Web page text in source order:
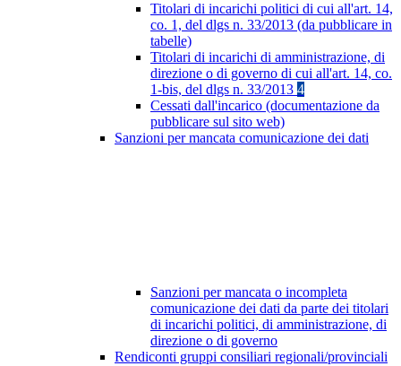
Titolari di incarichi politici di cui all'art. 14,
co. 1, del dlgs n. 33/2013 (da pubblicare in
tabelle)
Titolari di incarichi di amministrazione, di
direzione o di governo di cui all'art. 14, co.
1-bis, del dlgs n. 33/2013 4
Cessati dall'incarico (documentazione da
pubblicare sul sito web)
Sanzioni per mancata comunicazione dei dati
Sanzioni per mancata o incompleta
comunicazione dei dati da parte dei titolari
di incarichi politici, di amministrazione, di
direzione o di governo
Rendiconti gruppi consiliari regionali/provinciali